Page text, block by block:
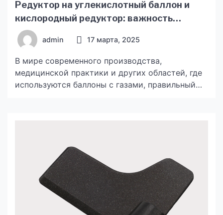
Редуктор на углекислотный баллон и
кислородный редуктор: важность
выбора надежного оборудования
admin 17 марта, 2025
В мире современного производства,
медицинской практики и других областей, где
используются баллоны с газами, правильный
играют важнейшую роль в управлении
давлением газов и обеспечении стабильной
работы оборудования. Несмотря на свою
относительно простую конструкцию, редуктор
на углекислотный […]